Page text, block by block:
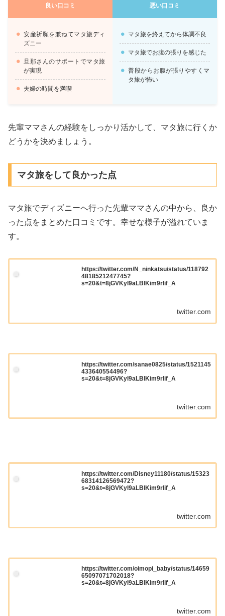
良い口コミ 悪い口コミ
安産祈願を兼ねてマタ旅ディ
ズニー
旦那さんのサポートでマタ旅
が実現
夫婦の時間を満喫
マタ旅を終えてから体調不良
マタ旅でお腹の張りを感じた
普段からお腹が張りやすくマ
タ旅が怖い
先輩ママさんの経験をしっかり活かして、マタ旅に行くか
どうかを決めましょう。
マタ旅をして良かった点
マタ旅でディズニーへ行った先輩ママさんの中から、良か
った点をまとめた口コミです。幸せな様子が溢れていま
す。
https://twitter.com/N_ninkatsu/status/118792
4818521247745?
s=20&t=8jGVKyl9aLBlKim9rlif_A
twitter.com
https://twitter.com/sanae0825/status/1521145
433640554496?
s=20&t=8jGVKyl9aLBlKim9rlif_A
twitter.com
https://twitter.com/Disney11180/status/15323
68314126569472?
s=20&t=8jGVKyl9aLBlKim9rlif_A
twitter.com
https://twitter.com/oimopi_baby/status/14659
65097071702018?
s=20&t=8jGVKyl9aLBlKim9rlif_A
twitter.com